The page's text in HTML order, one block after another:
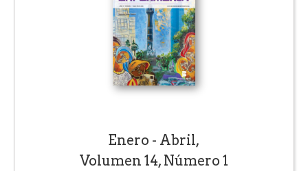
Enero - Abril,
Volumen 14, Número 1